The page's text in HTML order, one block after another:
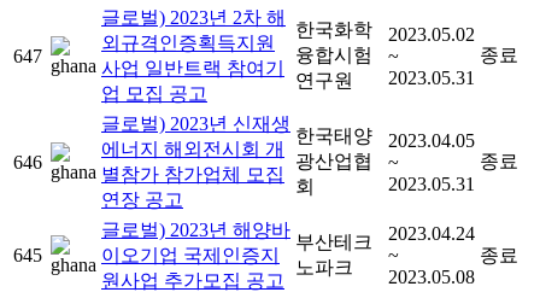
647
글로벌) 2023년 2차 해
외규격인증획득지원
사업 일반트랙 참여기
업 모집 공고
한국화학
융합시험
연구원
2023.05.02
~
2023.05.31
종료
646
글로벌) 2023년 신재생
에너지 해외전시회 개
별참가 참가업체 모집
연장 공고
한국태양
광산업협
회
2023.04.05
~
2023.05.31
종료
645
글로벌) 2023년 해양바
이오기업 국제인증지
원사업 추가모집 공고
부산테크
노파크
2023.04.24
~
2023.05.08
종료